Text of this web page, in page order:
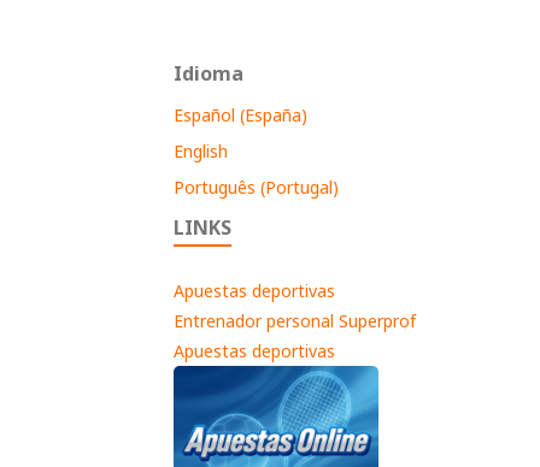
Idioma
Español (España)
English
Português (Portugal)
LINKS
Apuestas deportivas
Entrenador personal Superprof
Apuestas deportivas